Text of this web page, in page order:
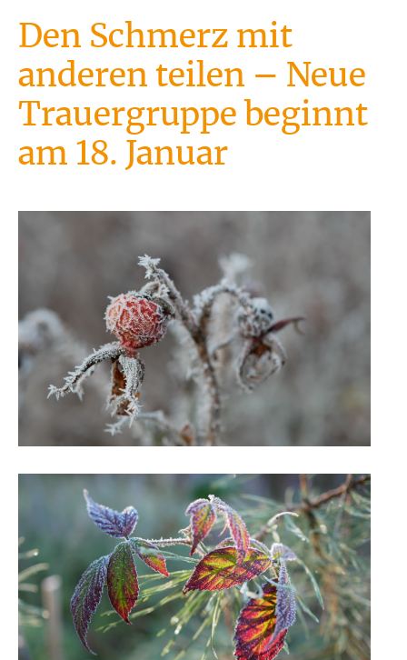
Den Schmerz mit
anderen teilen – Neue
Trauergruppe beginnt
am 18. Januar